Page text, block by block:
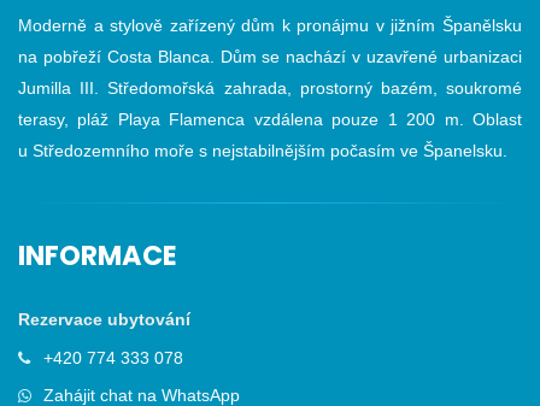
Moderně a stylově zařízený dům k pronájmu v jižním Španělsku
na pobřeží Costa Blanca. Dům se nachází v uzavřené urbanizaci
Jumilla III. Středomořská zahrada, prostorný bazém, soukromé
terasy, pláž Playa Flamenca vzdálena pouze 1 200 m. Oblast
u Středozemního moře s nejstabilnějším počasím ve Španelsku.
INFORMACE
Rezervace ubytování
+420 774 333 078
Zahájit chat na WhatsApp